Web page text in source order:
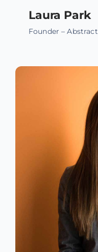
Laura Park
Founder – Abstract